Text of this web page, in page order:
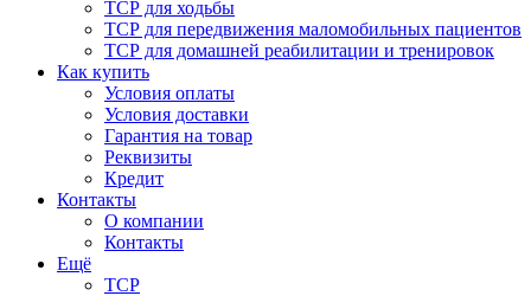
ТСР для ходьбы
ТСР для передвижения маломобильных пациентов
ТСР для домашней реабилитации и тренировок
Как купить
Условия оплаты
Условия доставки
Гарантия на товар
Реквизиты
Кредит
Контакты
О компании
Контакты
Ещё
ТСР